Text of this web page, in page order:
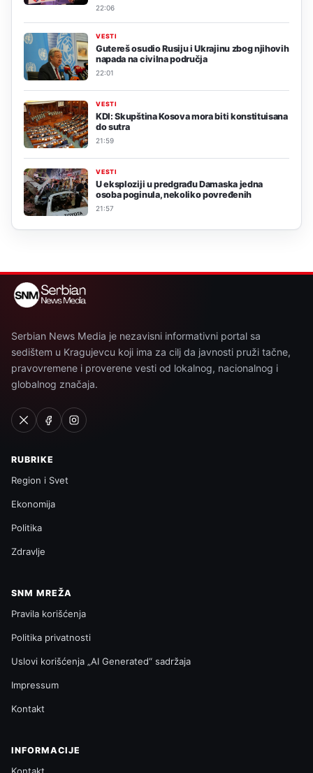
22:06
VESTI
Gutereš osudio Rusiju i Ukrajinu zbog njihovih
napada na civilna područja
22:01
VESTI
KDI: Skupština Kosova mora biti konstituisana
do sutra
21:59
VESTI
U eksploziji u predgrađu Damaska jedna
osoba poginula, nekoliko povređenih
21:57
Serbian News Media je nezavisni informativni portal sa
sedištem u Kragujevcu koji ima za cilj da javnosti pruži tačne,
pravovremene i proverene vesti od lokalnog, nacionalnog i
globalnog značaja.
RUBRIKE
Region i Svet
Ekonomija
Politika
Zdravlje
SNM MREŽA
Pravila korišćenja
Politika privatnosti
Uslovi korišćenja „AI Generated“ sadržaja
Impressum
Kontakt
INFORMACIJE
Kontakt